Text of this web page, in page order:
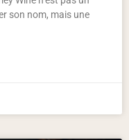
son nom, mais une